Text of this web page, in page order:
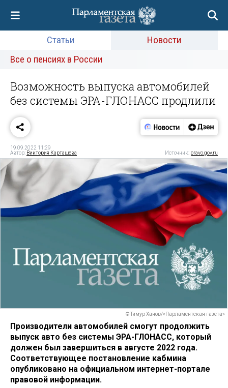
Статьи
Новости
Все о пенсиях в России
Возможность выпуска автомобилей
без системы ЭРА-ГЛОНАСС продлили
19.09.2022 11:29
Автор: Виктория Карташева Источник: pravo.gov.ru
© Тимур Ханов/«Парламентская газета»
Производители автомобилей смогут продолжить
выпуск авто без системы ЭРА-ГЛОНАСС, который
должен был завершиться в августе 2022 года.
Соответствующее постановление кабмина
опубликовано на официальном интернет-портале
правовой информации.